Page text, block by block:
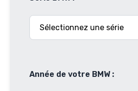
Année de votre BMW :